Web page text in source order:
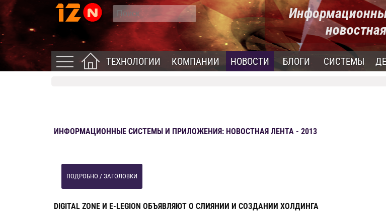
ТЕХНОЛОГИИ КОМПАНИИ НОВОСТИ БЛОГИ СИСТЕМЫ
ИНФОРМАЦИОННЫЕ СИСТЕМЫ И ПРИЛОЖЕНИЯ: НОВОСТНАЯ ЛЕНТА - 2013
ПОДРОБНО / ЗАГОЛОВКИ
DIGITAL ZONE И E-LEGION ОБЪЯВЛЯЮТ О СЛИЯНИИ И СОЗДАНИИ ХОЛДИНГА